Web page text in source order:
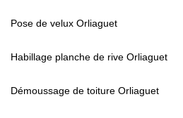
Pose de velux Orliaguet
Habillage planche de rive Orliaguet
Démoussage de toiture Orliaguet